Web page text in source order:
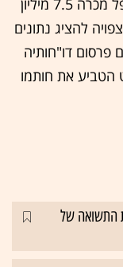
להציג נתונים
פרסום דו"חותיה
הטביע את חותמו
עקף את התשואה של